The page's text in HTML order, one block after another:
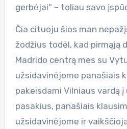
gerbėjai“ – toliau savo
Čia cituoju šios man
žodžius todėl, kad pirmąją
Madrido centrą mes su
užsidavinėjome panašiais
pakeisdami Vilniaus vardą
pasakius, panašiais
užsidavinėjome ir